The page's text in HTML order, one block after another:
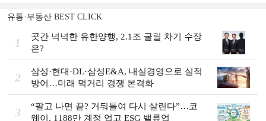
유통·부동산 BEST CLICK
1
곳간 넉넉한 유한양행, 2.1조 굴릴 차기 수장
은?
2
삼성·현대·DL·삼성E&A, 내실경영으로 실적
방어…미래 먹거리 경쟁 본격화
3
“팔고 나면 끝? 거둬들여 다시 살린다”…코
웨이, 1188만 계정 업고 ESG 밸류업